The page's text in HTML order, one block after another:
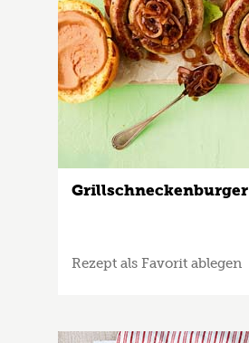
Grillschneckenburger
Rezept als Favorit ablegen